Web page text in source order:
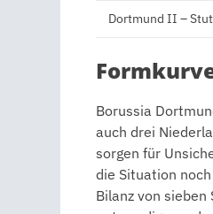
Dortmund II –
Borussia
auch drei
sorgen für
die Situation
Bilanz von